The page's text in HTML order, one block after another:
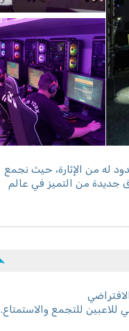
له من الإثارة، حيث نجمع
جديدة من التميز في عالم
للتجمع والاستمتاع.